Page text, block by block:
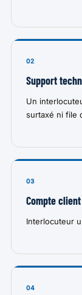
02
Support
Un
surtaxé ni file
03
Compte
Interlocuteur
04